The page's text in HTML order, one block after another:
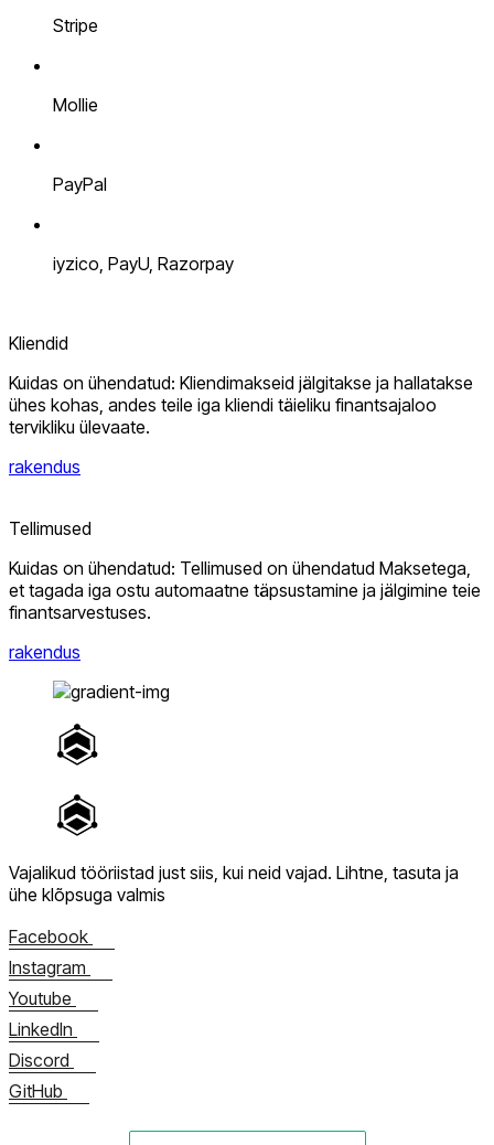
Stripe
Mollie
PayPal
iyzico, PayU, Razorpay
Kliendid
Kuidas on ühendatud: Kliendimakseid jälgitakse ja hallatakse
ühes kohas, andes teile iga kliendi täieliku finantsajaloo
tervikliku ülevaate.
rakendus
Tellimused
Kuidas on ühendatud: Tellimused on ühendatud Maksetega,
et tagada iga ostu automaatne täpsustamine ja jälgimine teie
finantsarvestuses.
rakendus
Vajalikud tööriistad just siis, kui neid vajad. Lihtne, tasuta ja
ühe klõpsuga valmis
Facebook
Instagram
Youtube
LinkedIn
Discord
GitHub